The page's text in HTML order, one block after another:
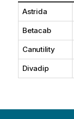
Astrida
Betacab
Canutility
Divadip